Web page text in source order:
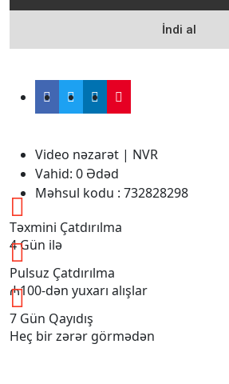
İndi al
Video nəzarət | NVR
Vahid: 0 Ədəd
Məhsul kodu : 732828298
Təxmini Çatdırılma
4 Gün ilə
Pulsuz Çatdırılma
₼100-dən yuxarı alışlar
7 Gün Qayıdış
Heç bir zərər görmədən